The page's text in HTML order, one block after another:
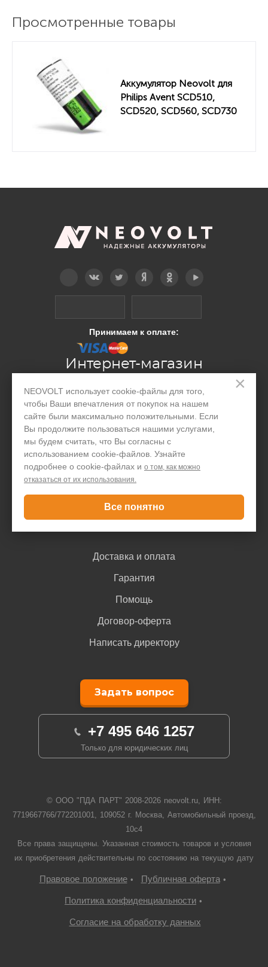
×
NEOVOLT использует cookie-файлы для того,
чтобы Ваши впечатления от покупок на нашем
сайте были максимально положительными. Если
Вы продолжите пользоваться нашими услугами,
мы будем считать, что Вы согласны с
использованием cookie-файлов. Узнайте
подробнее о cookie-файлах и о том, как можно
отказаться от их использования.
Все понятно
Просмотренные товары
Аккумулятор Neovolt для
Philips Avent SCD510,
SCD520, SCD560, SCD730
Принимаем к оплате:
Интернет-магазин
Организациям
Акции и скидки
Блог
Контакты
Покупателю
Доставка и оплата
Гарантия
Помощь
Договор-оферта
Написать директору
Задать вопрос
+7 495 646 1257
Только для юридических лиц
© ООО "ПДА ПАРТ" 2008-2026neovolt.ru, ИНН:
7719667766/772201001, 109052 г. Москва, Автомобильный проезд,
10с4
Все права защищены. Указанная стоимость товаров и условия
их приобретения действительны по состоянию на текущую дату
Правовое положение• Публичная оферта•
Политика конфиденциальности •
Согласие на обработку данных